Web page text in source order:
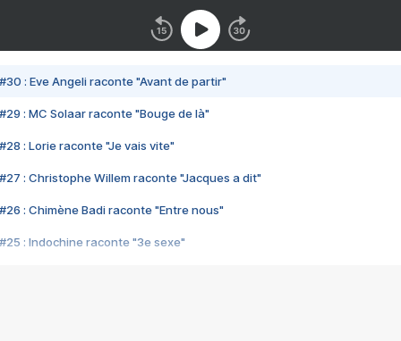
#30 : Eve Angeli raconte "Avant de partir"
#29 : MC Solaar raconte "Bouge de là"
#28 : Lorie raconte "Je vais vite"
#27 : Christophe Willem raconte "Jacques a dit"
#26 : Chimène Badi raconte "Entre nous"
#25 : Indochine raconte "3e sexe"